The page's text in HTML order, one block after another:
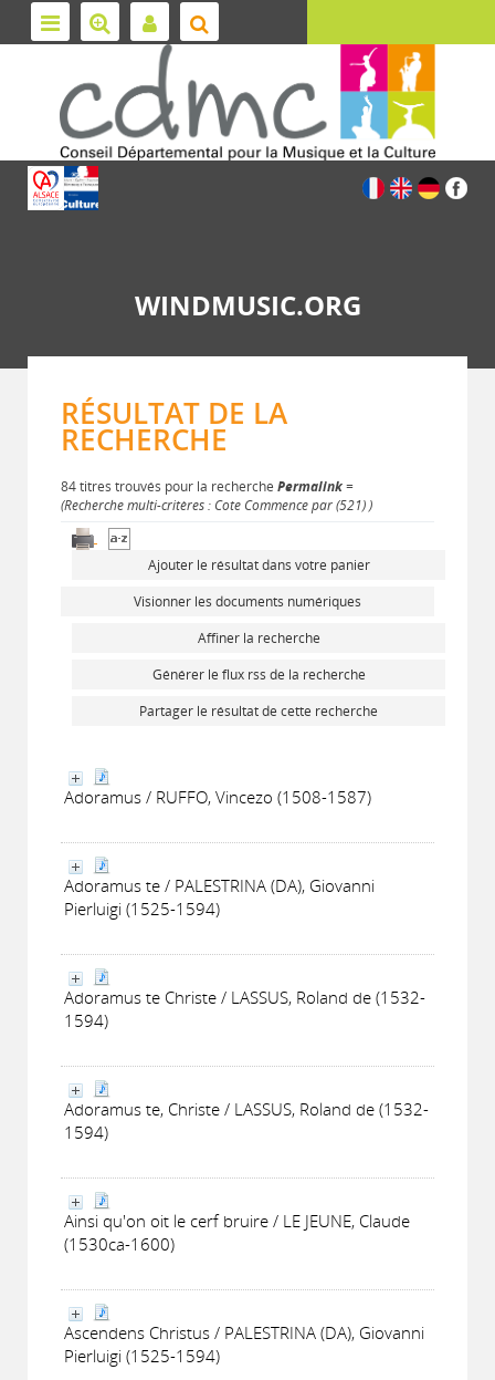
WINDMUSIC.ORG
RÉSULTAT DE LA
RECHERCHE
84 titres trouvés pour la recherche Permalink=
(Recherche multi-critères : Cote Commence par (521) )
Ajouter le résultat dans votre panier
Visionner les documents numériques
Affiner la recherche
Générer le flux rss de la recherche
Partager le résultat de cette recherche
Adoramus / RUFFO, Vincezo (1508-1587)
Adoramus te / PALESTRINA (DA), Giovanni
Pierluigi (1525-1594)
Adoramus te Christe / LASSUS, Roland de (1532-
1594)
Adoramus te, Christe / LASSUS, Roland de (1532-
1594)
Ainsi qu'on oit le cerf bruire / LE JEUNE, Claude
(1530ca-1600)
Ascendens Christus / PALESTRINA (DA), Giovanni
Pierluigi (1525-1594)